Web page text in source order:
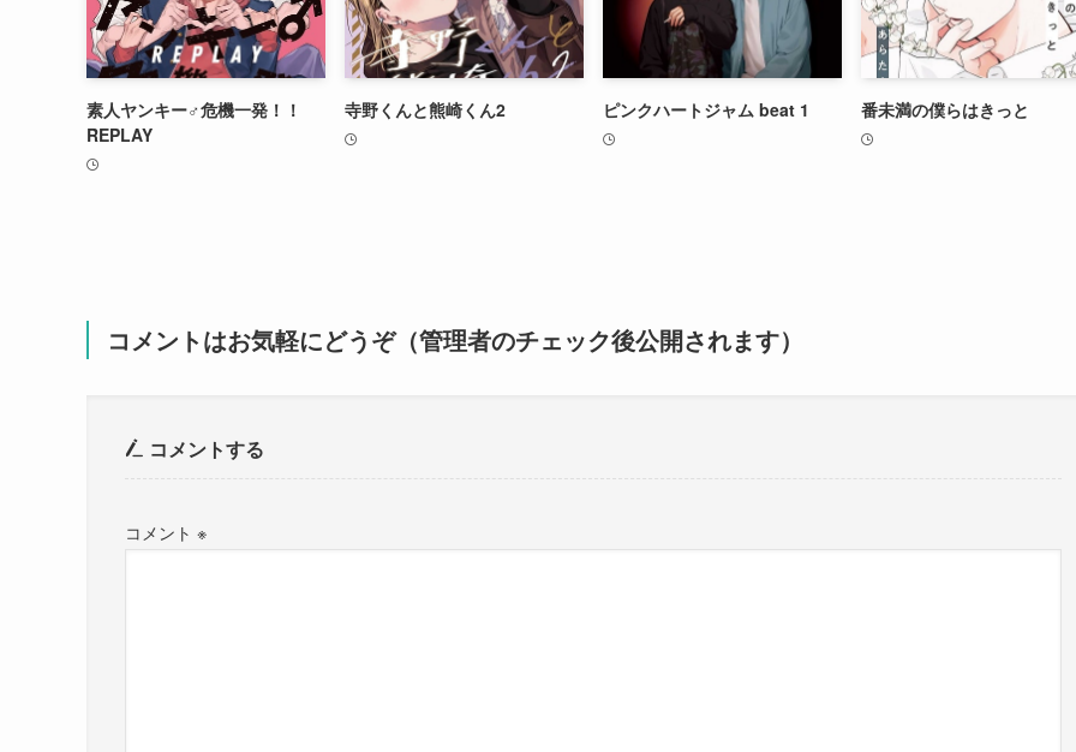
素人ヤンキー♂危機一発！！
REPLAY
寺野くんと熊崎くん2 ピンクハートジャム beat 1 番未満の僕らはきっと
コメントはお気軽にどうぞ（管理者のチェック後公開されます）
コメントする
コメント ※